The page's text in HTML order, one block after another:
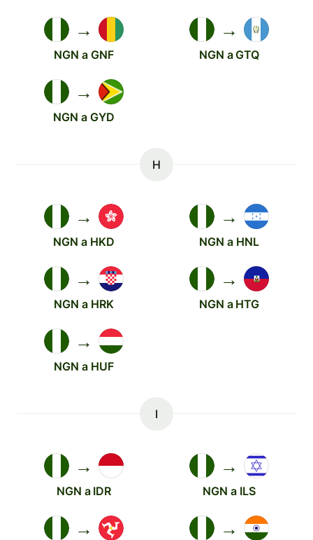
→
NGN a GNF
→
NGN a GTQ
→
NGN a GYD
H
→
NGN a HKD
→
NGN a HNL
→
NGN a HRK
→
NGN a HTG
→
NGN a HUF
I
→
NGN a IDR
→
NGN a ILS
→ →